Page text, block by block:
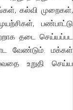
கல்வி முறைகள்,
பண்பாட்டு
தடை செய்யப்பட
வேண்டும். மக்கள்
உறுதி செய்ய